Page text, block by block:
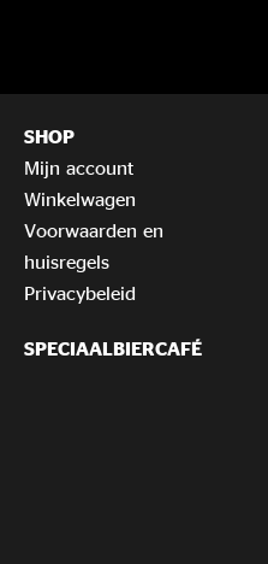
SHOP
Mijn account
Winkelwagen
Voorwaarden en
huisregels
Privacybeleid
SPECIAALBIERCAFÉ